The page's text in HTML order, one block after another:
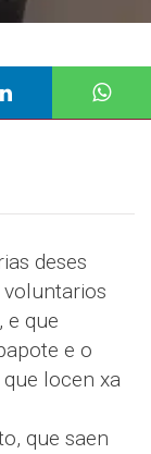
deses
e que
e o
locen xa
que saen